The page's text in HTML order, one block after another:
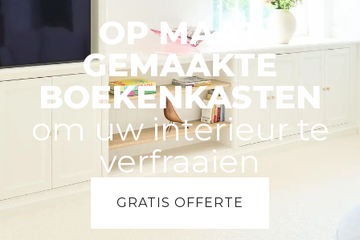
OP MAAT
GEMAAKTE
BOEKENKASTEN
om uw interieur te
verfraaien
GRATIS OFFERTE